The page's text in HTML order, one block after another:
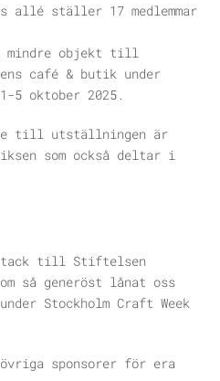
allé ställer 17 medlemmar
mindre objekt till
café & butik under
5 oktober 2025.
till utställningen är
som också deltar i
till Stiftelsen
så generöst lånat oss
Stockholm Craft Week
sponsorer för era